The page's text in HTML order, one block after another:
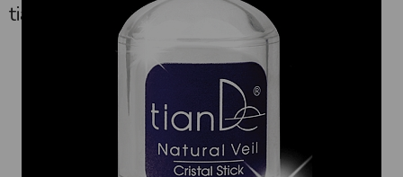
tianDe Natural Veil deostick 60 g